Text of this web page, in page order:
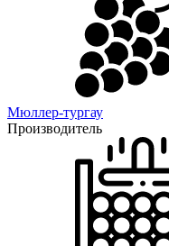
Мюллер-тургау
Производитель